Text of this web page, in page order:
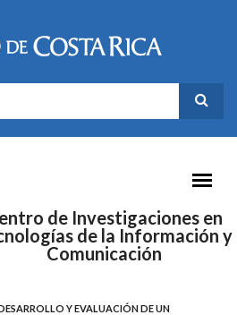
DE BÚSQUEDA
de Investigaciones en
de la Información y
Comunicación
Y EVALUACIÓN DE UN